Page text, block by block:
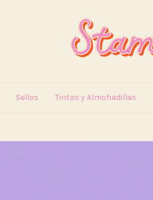
Sellos Tintas y Almohadillas